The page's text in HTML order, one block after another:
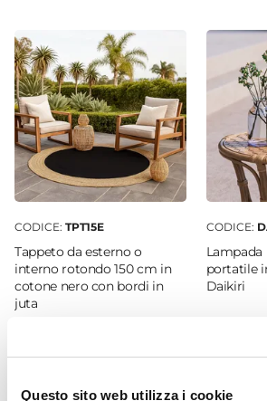
Questo sito web utilizza i cookie
Dimensioni
Ø 80 cm
Altezza
71 cm
Materiale Piano
Marmo
Colore Piano
Ghisa
Colore Struttura
Nero
2 posti|4 posti
CODICE: TPT15E
Tappeto da esterno o
interno rotondo 150 cm in
cotone nero con bordi in
juta
CODICE:
Lampada
portatile
Daikiri